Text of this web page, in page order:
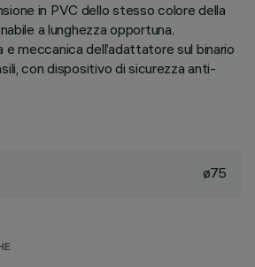
in PVC dello stesso colore della
a lunghezza opportuna.
meccanica dell’adattatore sul binario
con dispositivo di sicurezza anti-
ø75